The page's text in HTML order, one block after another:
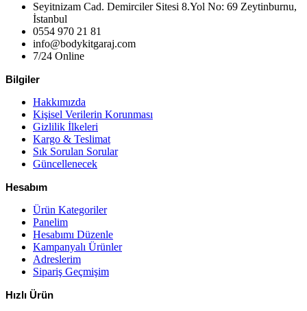
Seyitnizam Cad. Demirciler Sitesi 8.Yol No: 69 Zeytinburnu,
İstanbul
0554 970 21 81
info@bodykitgaraj.com
7/24 Online
Bilgiler
Hakkımızda
Kişisel Verilerin Korunması
Gizlilik İlkeleri
Kargo & Teslimat
Sık Sorulan Sorular
Güncellenecek
Hesabım
Ürün Kategoriler
Panelim
Hesabımı Düzenle
Kampanyalı Ürünler
Adreslerim
Sipariş Geçmişim
Hızlı Ürün